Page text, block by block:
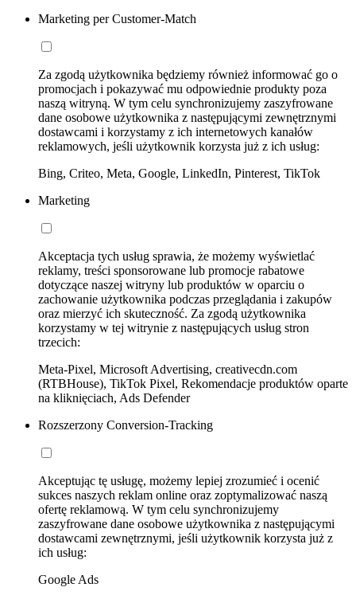
Marketing per Customer-Match
Za zgodą użytkownika będziemy również informować go o
promocjach i pokazywać mu odpowiednie produkty poza
naszą witryną. W tym celu synchronizujemy zaszyfrowane
dane osobowe użytkownika z następującymi zewnętrznymi
dostawcami i korzystamy z ich internetowych kanałów
reklamowych, jeśli użytkownik korzysta już z ich usług:
Bing, Criteo, Meta, Google, LinkedIn, Pinterest, TikTok
Marketing
Akceptacja tych usług sprawia, że możemy wyświetlać
reklamy, treści sponsorowane lub promocje rabatowe
dotyczące naszej witryny lub produktów w oparciu o
zachowanie użytkownika podczas przeglądania i zakupów
oraz mierzyć ich skuteczność. Za zgodą użytkownika
korzystamy w tej witrynie z następujących usług stron
trzecich:
Meta-Pixel, Microsoft Advertising, creativecdn.com
(RTBHouse), TikTok Pixel, Rekomendacje produktów oparte
na kliknięciach, Ads Defender
Rozszerzony Conversion-Tracking
Akceptując tę usługę, możemy lepiej zrozumieć i ocenić
sukces naszych reklam online oraz zoptymalizować naszą
ofertę reklamową. W tym celu synchronizujemy
zaszyfrowane dane osobowe użytkownika z następującymi
dostawcami zewnętrznymi, jeśli użytkownik korzysta już z
ich usług:
Google Ads